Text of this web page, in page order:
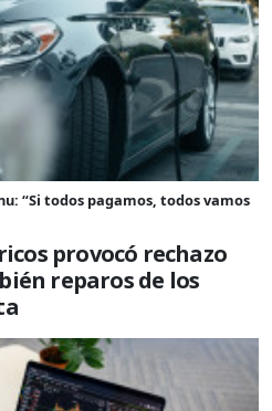
“Si todos pagamos, todos vamos
provocó rechazo
reparos de los